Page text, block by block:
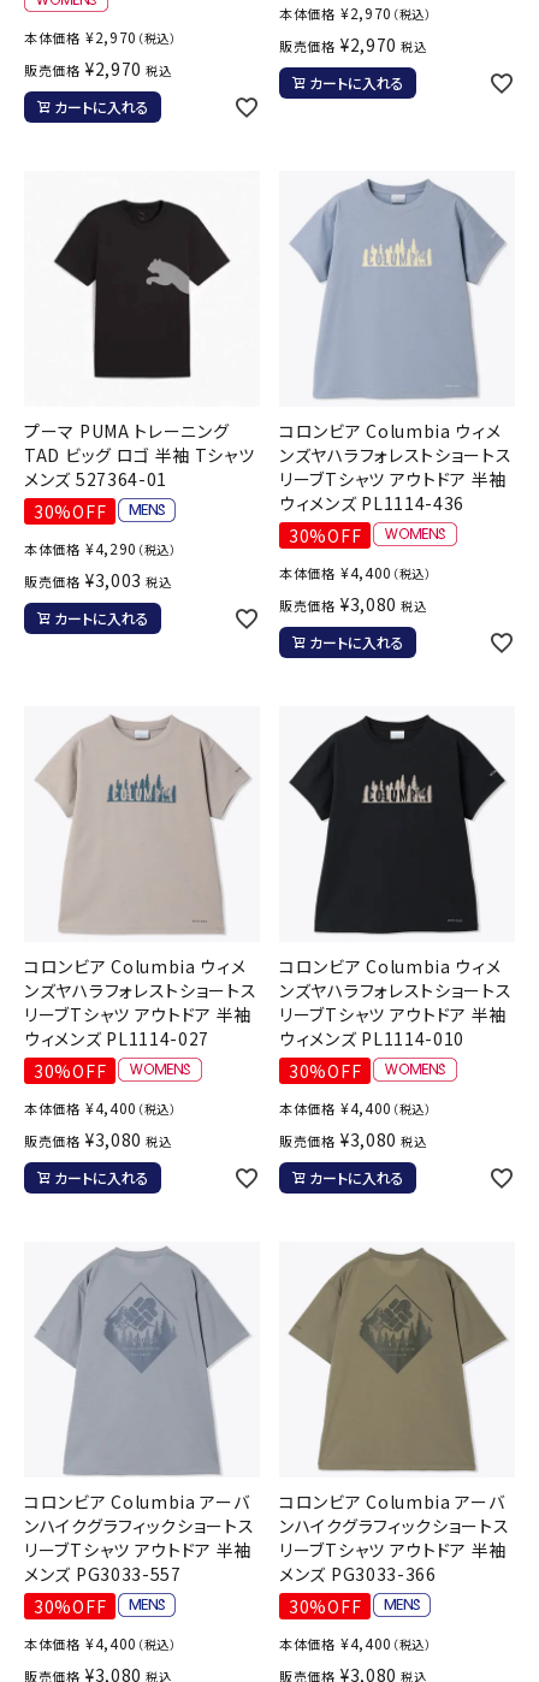
本体価格 ¥2,970 （税込）
販売価格 ¥2,970 税込
カートに入れる
本体価格 ¥2,970 （税込）
販売価格 ¥2,970 税込
カートに入れる
プーマ PUMA トレーニング
TAD ビッグ ロゴ 半袖 Tシャツ
メンズ 527364-01
30%OFF
本体価格 ¥4,290 （税込）
販売価格 ¥3,003 税込
カートに入れる
コロンビア Columbia ウィメ
ンズヤハラフォレストショートス
リーブTシャツ アウトドア 半袖
ウィメンズ PL1114-436
30%OFF
本体価格 ¥4,400 （税込）
販売価格 ¥3,080 税込
カートに入れる
コロンビア Columbia ウィメ
ンズヤハラフォレストショートス
リーブTシャツ アウトドア 半袖
ウィメンズ PL1114-027
30%OFF
本体価格 ¥4,400 （税込）
販売価格 ¥3,080 税込
カートに入れる
コロンビア Columbia ウィメ
ンズヤハラフォレストショートス
リーブTシャツ アウトドア 半袖
ウィメンズ PL1114-010
30%OFF
本体価格 ¥4,400 （税込）
販売価格 ¥3,080 税込
カートに入れる
コロンビア Columbia アーバ
ンハイクグラフィックショートス
リーブTシャツ アウトドア 半袖
メンズ PG3033-557
30%OFF
本体価格 ¥4,400 （税込）
販売価格 ¥3,080 税込
コロンビア Columbia アーバ
ンハイクグラフィックショートス
リーブTシャツ アウトドア 半袖
メンズ PG3033-366
30%OFF
本体価格 ¥4,400 （税込）
販売価格 ¥3,080 税込